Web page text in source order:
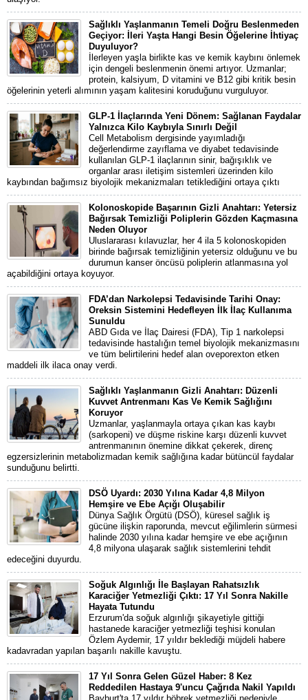
Sağlıklı Yaşlanmanın Temeli Doğru Beslenmeden
Geçiyor: İleri Yaşta Hangi Besin Öğelerine İhtiyaç
Duyuluyor?
İlerleyen yaşla birlikte kas ve kemik kaybını önlemek
için dengeli beslenmenin önemi artıyor. Uzmanlar;
protein, kalsiyum, D vitamini ve B12 gibi kritik besin
öğelerinin yeterli alımının yaşam kalitesini koruduğunu vurguluyor.
GLP-1 İlaçlarında Yeni Dönem: Sağlanan Faydalar
Yalnızca Kilo Kaybıyla Sınırlı Değil
Cell Metabolism dergisinde yayımladığı
değerlendirme zayıflama ve diyabet tedavisinde
kullanılan GLP-1 ilaçlarının sinir, bağışıklık ve
organlar arası iletişim sistemleri üzerinden kilo
kaybından bağımsız biyolojik mekanizmaları tetiklediğini ortaya çıktı
Kolonoskopide Başarının Gizli Anahtarı: Yetersiz
Bağırsak Temizliği Poliplerin Gözden Kaçmasına
Neden Oluyor
Uluslararası kılavuzlar, her 4 ila 5 kolonoskopiden
birinde bağırsak temizliğinin yetersiz olduğunu ve bu
durumun kanser öncüsü poliplerin atlanmasına yol
açabildiğini ortaya koyuyor.
FDA’dan Narkolepsi Tedavisinde Tarihi Onay:
Oreksin Sistemini Hedefleyen İlk İlaç Kullanıma
Sunuldu
ABD Gıda ve İlaç Dairesi (FDA), Tip 1 narkolepsi
tedavisinde hastalığın temel biyolojik mekanizmasını
ve tüm belirtilerini hedef alan oveporexton etken
maddeli ilk ilaca onay verdi.
Sağlıklı Yaşlanmanın Gizli Anahtarı: Düzenli
Kuvvet Antrenmanı Kas Ve Kemik Sağlığını
Koruyor
Uzmanlar, yaşlanmayla ortaya çıkan kas kaybı
(sarkopeni) ve düşme riskine karşı düzenli kuvvet
antrenmanının önemine dikkat çekerek, direnç
egzersizlerinin metabolizmadan kemik sağlığına kadar bütüncül faydalar
sunduğunu belirtti.
DSÖ Uyardı: 2030 Yılına Kadar 4,8 Milyon
Hemşire ve Ebe Açığı Oluşabilir
Dünya Sağlık Örgütü (DSÖ), küresel sağlık iş
gücüne ilişkin raporunda, mevcut eğilimlerin sürmesi
halinde 2030 yılına kadar hemşire ve ebe açığının
4,8 milyona ulaşarak sağlık sistemlerini tehdit
edeceğini duyurdu.
Soğuk Algınlığı İle Başlayan Rahatsızlık
Karaciğer Yetmezliği Çıktı: 17 Yıl Sonra Nakille
Hayata Tutundu
Erzurum'da soğuk algınlığı şikayetiyle gittiği
hastanede karaciğer yetmezliği teşhisi konulan
Özlem Aydemir, 17 yıldır beklediği müjdeli habere
kadavradan yapılan başarılı nakille kavuştu.
17 Yıl Sonra Gelen Güzel Haber: 8 Kez
Reddedilen Hastaya 9'uncu Çağrıda Nakil Yapıldı